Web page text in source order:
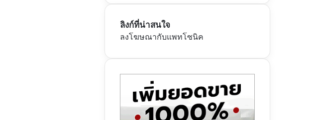
ลิงก์ที่น่าสนใจ
ลงโฆษณากับแพทโซนิค